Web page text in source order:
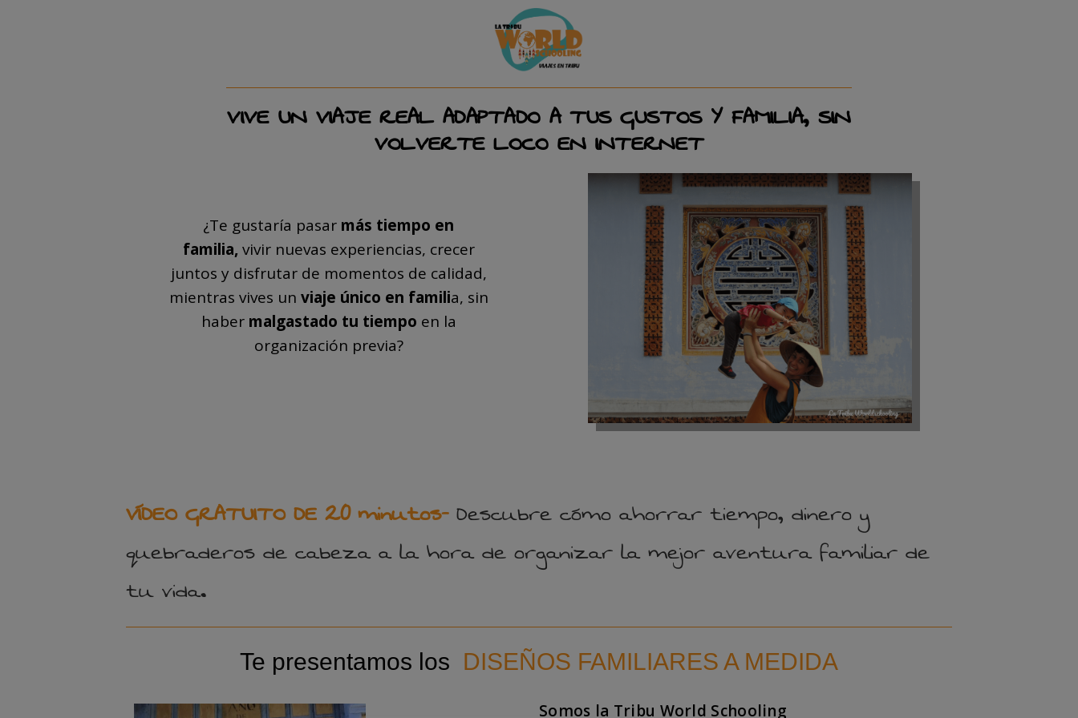
VIVE UN VIAJE REAL ADAPTADO A TUS GUSTOS Y FAMILIA, SIN
VOLVERTE LOCO EN INTERNET
¿Te gustaría pasar más tiempo en
familia, vivir nuevas experiencias, crecer
juntos y disfrutar de momentos de calidad,
mientras vives un viaje único en familia, sin
haber malgastado tu tiempo en la
organización previa?
VÍDEO GRATUITO DE 20 minutos- Descubre cómo ahorrar tiempo, dinero y
quebraderos de cabeza a la hora de organizar la mejor aventura familiar de
tu vida.
Te presentamos los DISEÑOS FAMILIARES A MEDIDA
Somos la Tribu World Schooling